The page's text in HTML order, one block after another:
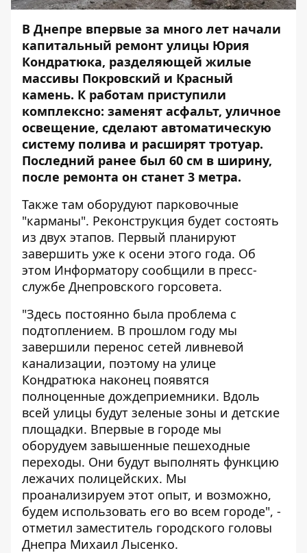
В Днепре впервые за много лет начали
капитальный ремонт улицы Юрия
Кондратюка, разделяющей жилые
массивы Покровский и Красный
камень. К работам приступили
комплексно: заменят асфальт, уличное
освещение, сделают автоматическую
систему полива и расширят тротуар.
Последний ранее был 60 см в ширину,
после ремонта он станет 3 метра.
Также там оборудуют парковочные
"карманы". Реконструкция будет состоять
из двух этапов. Первый планируют
завершить уже к осени этого года. Об
этом Информатору сообщили в пресс-
службе Днепровского горсовета.
"Здесь постоянно была проблема с
подтоплением. В прошлом году мы
завершили перенос сетей ливневой
канализации, поэтому на улице
Кондратюка наконец появятся
полноценные дождеприемники. Вдоль
всей улицы будут зеленые зоны и детские
площадки. Впервые в городе мы
оборудуем завышенные пешеходные
переходы. Они будут выполнять функцию
лежачих полицейских. Мы
проанализируем этот опыт, и возможно,
будем использовать его во всем городе", -
отметил заместитель городского головы
Днепра Михаил Лысенко.